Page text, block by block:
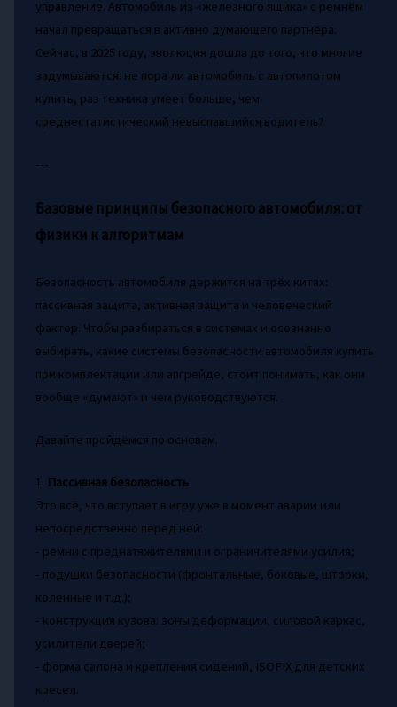
управление. Автомобиль из «железного ящика» с ремнём
начал превращаться в активно думающего партнёра.
Сейчас, в 2025 году, эволюция дошла до того, что многие
задумываются: не пора ли автомобиль с автопилотом
купить, раз техника умеет больше, чем
среднестатистический невыспавшийся водитель?
---
Базовые принципы безопасного автомобиля: от
физики к алгоритмам
Безопасность автомобиля держится на трёх китах:
пассивная защита, активная защита и человеческий
фактор. Чтобы разбираться в системах и осознанно
выбирать, какие системы безопасности автомобиля купить
при комплектации или апгрейде, стоит понимать, как они
вообще «думают» и чем руководствуются.
Давайте пройдёмся по основам.
1. Пассивная безопасность
Это всё, что вступает в игру уже в момент аварии или
непосредственно перед ней:
- ремни с преднатяжителями и ограничителями усилия;
- подушки безопасности (фронтальные, боковые, шторки,
коленные и т.д.);
- конструкция кузова: зоны деформации, силовой каркас,
усилители дверей;
- форма салона и крепления сидений, ISOFIX для детских
кресел.